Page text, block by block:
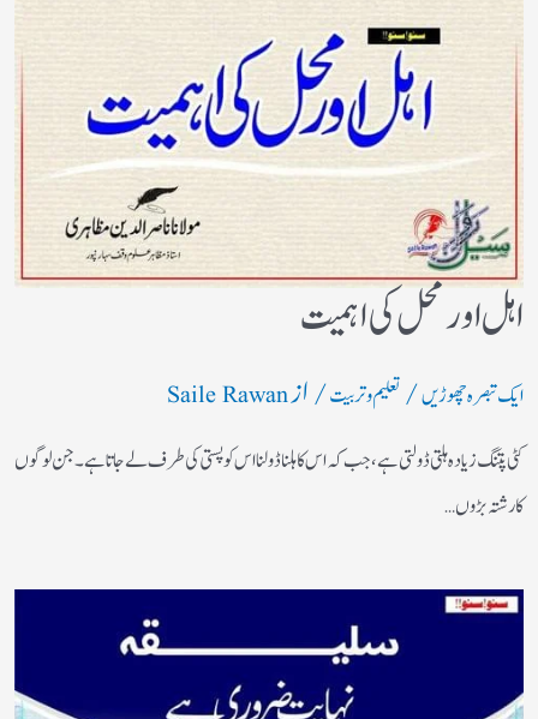
اہل اورمحل کی اہمیت
ایک تبصرہ چھوڑیں/ تعلیم و تربیت/ ازSaile Rawan
کٹی پتنگ زیادہ ہلتی ڈولتی ہے ، جب کہ اس کا ہلنا ڈولنا اس کو پستی کی طرف لے جاتا ہے۔جن لوگوں
کا رشتہ بڑوں…